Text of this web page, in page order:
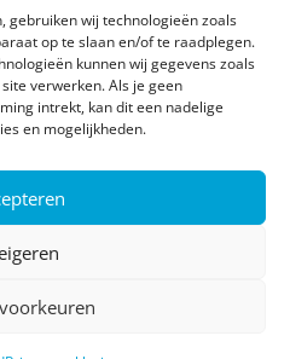
gebruiken wij technologieën zoals
op te slaan en/of te raadplegen.
kunnen wij gegevens zoals
verwerken. Als je geen
intrekt, kan dit een nadelige
en mogelijkheden.